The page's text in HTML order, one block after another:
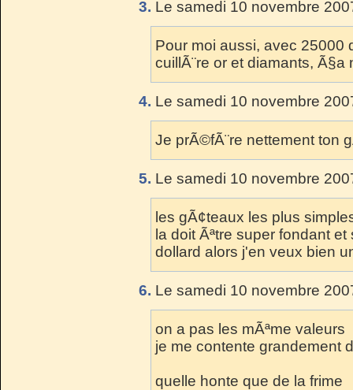
3. Le samedi 10 novembre
Pour moi aussi, avec 25000
cuillÃ¨re or et diamants,
4. Le samedi 10 novembre
Je prÃ©fÃ¨re nettement ton
5. Le samedi 10 novembre
les gÃ¢teaux les plus
la doit Ãªtre super fondant
dollard alors j'en veux bien
6. Le samedi 10 novembre
on a pas les mÃªme valeurs
je me contente grandement
quelle honte que de la frime